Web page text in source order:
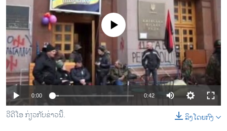
ຊຸມຊົນຊາວລາວ
ວິທະຍາສາດ-ເທັກໂນໂລຈີ
ທຸລະກິດ
ພາສາອັງກິດ
ວີດີໂອ
ສຽງ
ລາຍການກະຈາຍສຽງ
No media source currently available
0:00 0:42
ລິງໂດຍກົງ
ວີດີໂອ ກ່ຽວກັບຂ່າວນີ້.